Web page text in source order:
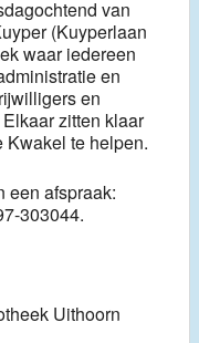
van
(Kuyperlaan
waar iedereen
en
en
zitten klaar
Kwakel te helpen.
een afspraak:
303044.
Uithoorn